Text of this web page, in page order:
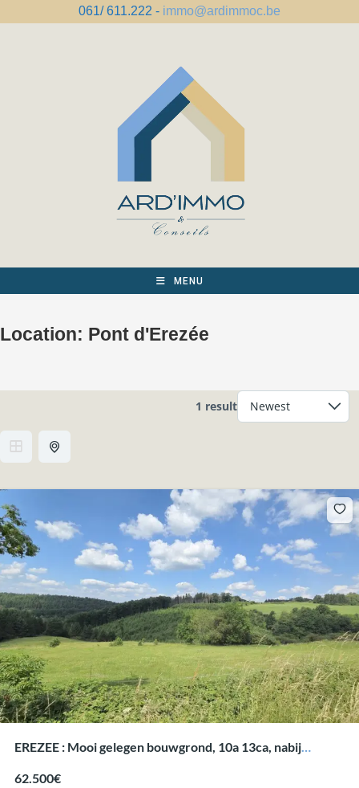
061/ 611.222 - immo@ardimmoc.be
MENU
Location: Pont d'Erezée
1 result
EREZEE : Mooi gelegen bouwgrond, 10a 13ca, nabij
62.500€